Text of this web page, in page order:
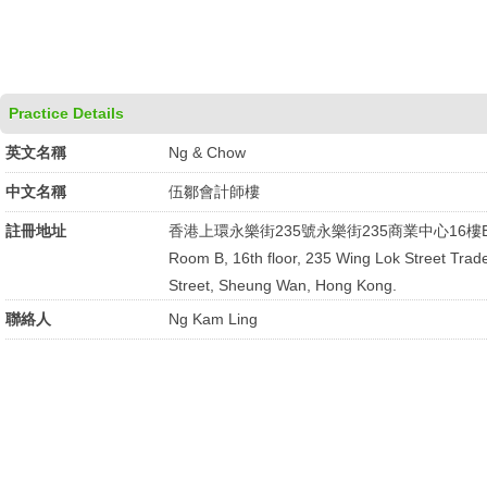
Practice Details
英文名稱 Ng & Chow
中文名稱 伍鄒會計師樓
註冊地址
香港上環永樂街235號永樂街235商業中心16樓
Room B, 16th floor, 235 Wing Lok Street
Street, Sheung Wan, Hong Kong.
聯絡人
Ng Kam Ling